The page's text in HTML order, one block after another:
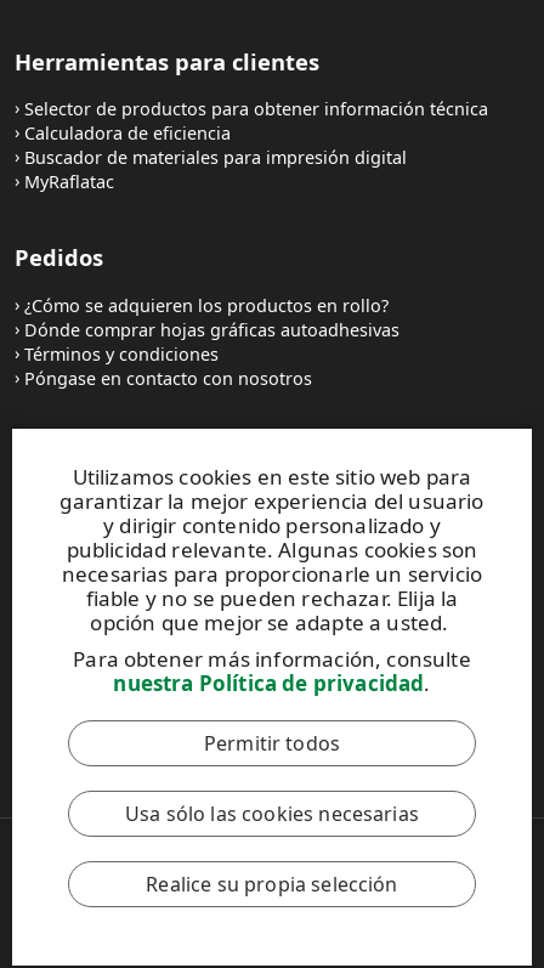
Utilizamos cookies en este sitio web para
garantizar la mejor experiencia del usuario
y dirigir contenido personalizado y
publicidad relevante. Algunas cookies son
necesarias para proporcionarle un servicio
fiable y no se pueden rechazar. Elija la
opción que mejor se adapte a usted.
Para obtener más información, consulte
nuestra Política de privacidad.
Permitir todos
Usa sólo las cookies necesarias
Realice su propia selección
Herramientas para clientes
Selector de productos para obtener información técnica
Calculadora de eficiencia
Buscador de materiales para impresión digital
MyRaflatac
Pedidos
¿Cómo se adquieren los productos en rollo?
Dónde comprar hojas gráficas autoadhesivas
Términos y condiciones
Póngase en contacto con nosotros
UPM Raflatac Graphics Solutions
UPM Raflatac Office Products
UPM Raflatac Industrial Removables
Contactos
Este sitio está protegido por reCAPTCHA y se aplican
Política de privacidad y losTérminos de servicio
Código de Conducta de UPM
Copyright © 2026 UPM
UPM Global
Aviso legal